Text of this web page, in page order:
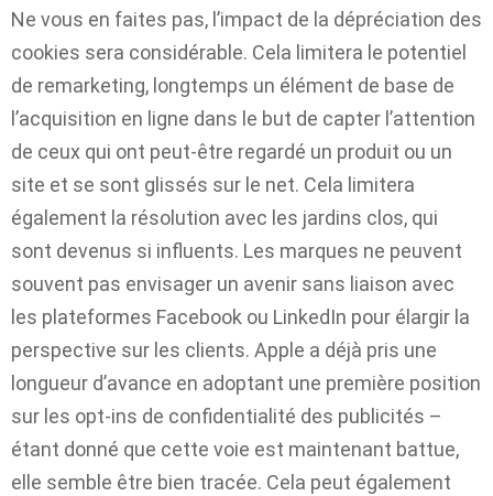
Ne vous en faites pas, l’impact de la dépréciation des
cookies sera considérable. Cela limitera le potentiel
de remarketing, longtemps un élément de base de
l’acquisition en ligne dans le but de capter l’attention
de ceux qui ont peut-être regardé un produit ou un
site et se sont glissés sur le net. Cela limitera
également la résolution avec les jardins clos, qui
sont devenus si influents. Les marques ne peuvent
souvent pas envisager un avenir sans liaison avec
les plateformes Facebook ou LinkedIn pour élargir la
perspective sur les clients. Apple a déjà pris une
longueur d’avance en adoptant une première position
sur les opt-ins de confidentialité des publicités –
étant donné que cette voie est maintenant battue,
elle semble être bien tracée. Cela peut également